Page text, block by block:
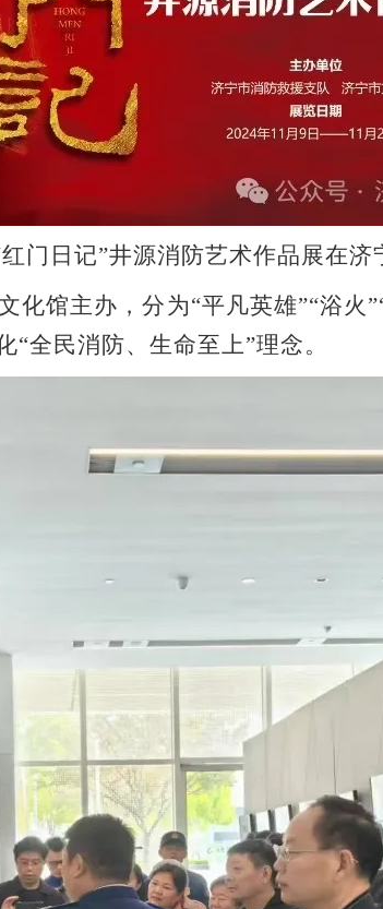
门日记”井源消防艺术作品展在济
化馆主办，分为“平凡英雄”“浴火
全民消防、生命至上”理念。